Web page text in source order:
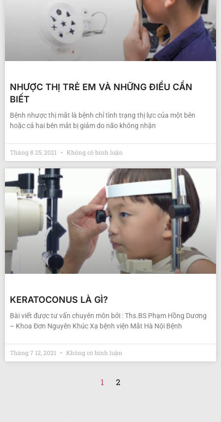
NHƯỢC THỊ TRẺ EM VÀ NHỮNG ĐIỀU CẦN
BIẾT
Bệnh nhược thị mắt là bệnh chỉ tình trạng thị lực của một bên
hoặc cả hai bên mắt bị giảm do não không nhận
Tháng 8 25, 2021 Không có bình luận
KERATOCONUS LÀ GÌ?
Bài viết được tư vấn chuyên môn bởi : Ths.BS Phạm Hồng Dương
– Khoa Đơn Nguyên Khúc Xạ bệnh viện Mắt Hà Nội Bệnh
Tháng 7 12, 2021 Không có bình luận
1 2